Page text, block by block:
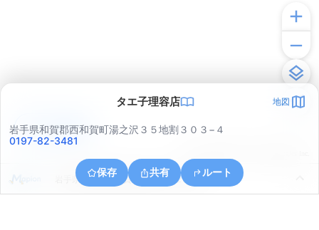
タエ子理容店 地図
岩手県和賀郡西和賀町湯之沢３５地割３０３−４
0197-82-3481
保存 共有 ルート
岩手県和賀郡西和賀町無地内４２地割
アプリで見る